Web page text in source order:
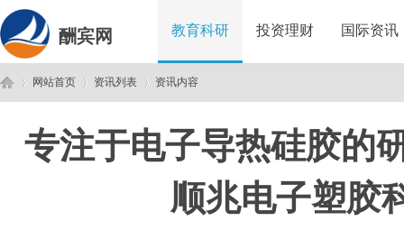
酬宾网 教育科研 投资理财 国际资讯
网站首页
›
资讯列表 资讯内容
专注于电子导热硅胶的
顺兆电子塑胶